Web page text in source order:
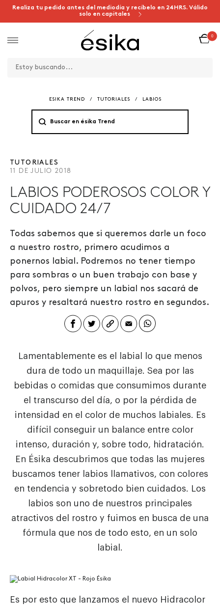
Realiza tu pedido antes del mediodía y recíbelo en 24HRS. Válido
solo en capitales
0
ESIKA TREND / TUTORIALES / LABIOS
TUTORIALES
11 DE JULIO 2018
LABIOS PODEROSOS COLOR Y
CUIDADO 24/7
Todas sabemos que si queremos darle un foco
a nuestro rostro, primero acudimos a
ponernos labial. Podremos no tener tiempo
para sombras o un buen trabajo con base y
polvos, pero siempre un labial nos sacará de
apuros y resaltará nuestro rostro en segundos.
Lamentablemente es el labial lo que menos
dura de todo un maquillaje. Sea por las
bebidas o comidas que consumimos durante
el transcurso del día, o por la pérdida de
intensidad en el color de muchos labiales. Es
difícil conseguir un balance entre color
intenso, duración y, sobre todo, hidratación.
En Ésika descubrimos que todas las mujeres
buscamos tener labios llamativos, con colores
en tendencia y sobretodo bien cuidados. Los
labios son uno de nuestros principales
atractivos del
rostro y fuimos en busca de una
fórmula que nos de todo esto, en un solo
labial.
Es por esto que lanzamos el nuevo Hidracolor